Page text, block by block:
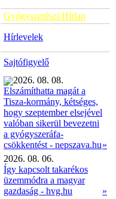
Gyógyszerészi Hírlap
Hírlevelek
Sajtófigyelő
2026. 08. 08.
Elszámíthatta magát a
Tisza-kormány, kétséges,
hogy szeptember elsejével
valóban sikerül bevezetni
a gyógyszeráfa-
csökkentést - nepszava.hu»
2026. 08. 06.
Így kapcsolt takarékos
üzemmódra a magyar
gazdaság - hvg.hu
»